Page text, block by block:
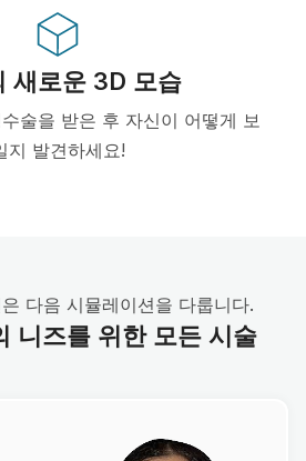
새로운 3D 모습
술을 받은 후 자신이 어떻게 보
지 발견하세요!
다음 시뮬레이션을 다룹니다.
니즈를 위한 모든 시술